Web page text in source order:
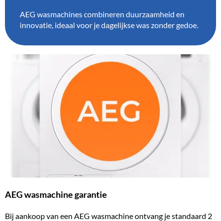
AEG wasmachines combineren duurzaamheid en
innovatie, ideaal voor je dagelijkse was zonder gedoe.
AEG wasmachine garantie
Bij aankoop van een AEG wasmachine ontvang je standaard 2